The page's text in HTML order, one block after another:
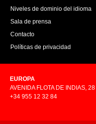
Niveles de dominio del idioma
Sala de prensa
Contacto
Políticas de privacidad
EUROPA
AVENIDA FLOTA DE INDIAS,
+34 955 12 32 84